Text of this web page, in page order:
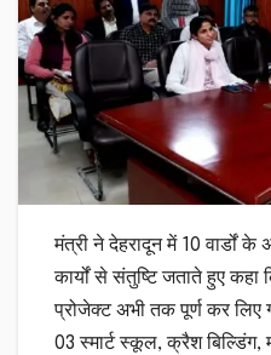
मंत्री ने देहरादून में 10 वार्डों के
कार्यों से संतुष्टि जताते हुए कहा
प्रोजेक्ट अभी तक पूर्ण कर लिए
03 स्मार्ट स्कूल, क्रैश बिल्डिंग,